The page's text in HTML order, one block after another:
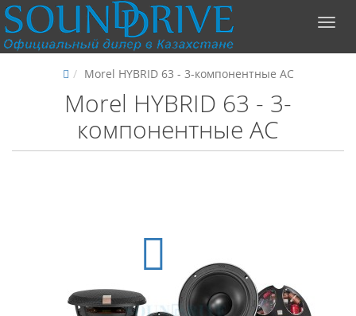
Morel HYBRID 63 - 3-компонентные АС
Morel HYBRID 63 - 3-
компонентные АС